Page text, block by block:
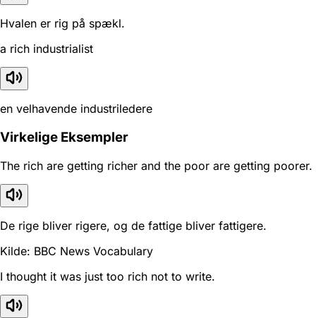
Hvalen er rig på spækl.
a rich industrialist
en velhavende industriledere
Virkelige Eksempler
The rich are getting richer and the poor are getting poorer.
De rige bliver rigere, og de fattige bliver fattigere.
Kilde: BBC News Vocabulary
I thought it was just too rich not to write.